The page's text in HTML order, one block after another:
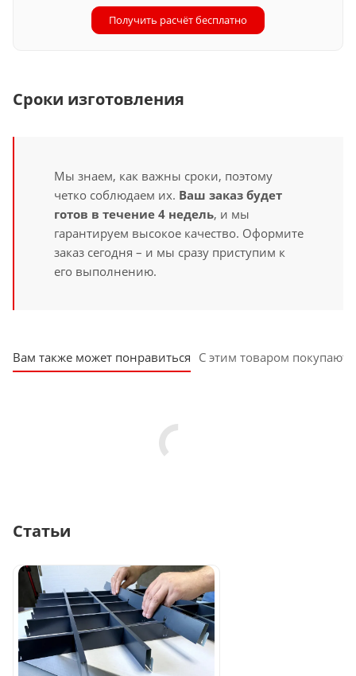
Получить расчёт бесплатно
Сроки изготовления
Мы знаем, как важны сроки, поэтому
четко соблюдаем их. Ваш заказ будет
готов в течение 4 недель, и мы
гарантируем высокое качество. Оформите
заказ сегодня – и мы сразу приступим к
его выполнению.
Вам также может понравиться С этим товаром покупают
Статьи